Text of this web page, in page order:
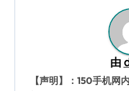
由
【声明】：150手机网